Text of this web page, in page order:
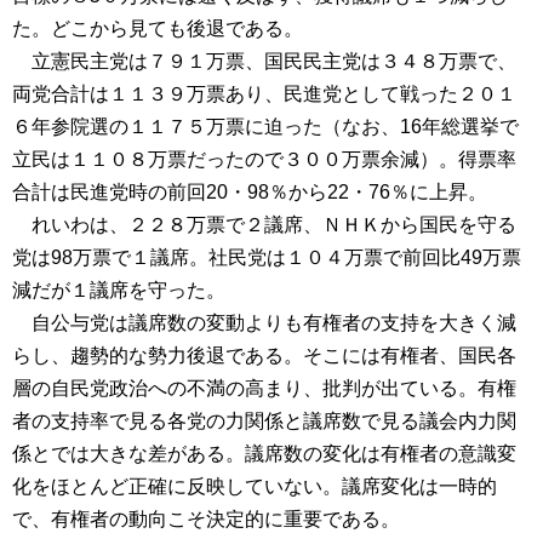
た。どこから見ても後退である。
立憲民主党は７９１万票、国民民主党は３４８万票で、
両党合計は１１３９万票あり、民進党として戦った２０１
６年参院選の１１７５万票に迫った（なお、16年総選挙で
立民は１１０８万票だったので３００万票余減）。得票率
合計は民進党時の前回20・98％から22・76％に上昇。
れいわは、２２８万票で２議席、ＮＨＫから国民を守る
党は98万票で１議席。社民党は１０４万票で前回比49万票
減だが１議席を守った。
自公与党は議席数の変動よりも有権者の支持を大きく減
らし、趨勢的な勢力後退である。そこには有権者、国民各
層の自民党政治への不満の高まり、批判が出ている。有権
者の支持率で見る各党の力関係と議席数で見る議会内力関
係とでは大きな差がある。議席数の変化は有権者の意識変
化をほとんど正確に反映していない。議席変化は一時的
で、有権者の動向こそ決定的に重要である。